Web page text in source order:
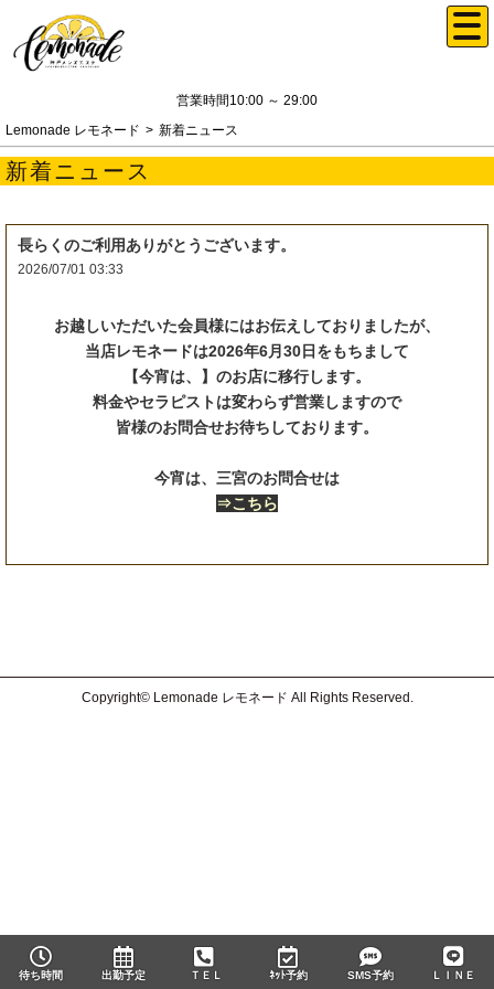
待ち時間 出勤予定 ＴＥＬ ﾈｯﾄ予約 SMS予約 ＬＩＮＥ
営業時間10:00 ～ 29:00
Lemonade レモネード
新着ニュース
新着ニュース
長らくのご利用ありがとうございます。
2026/07/01 03:33
お越しいただいた会員様にはお伝えしておりましたが、
当店レモネードは2026年6月30日をもちまして
【今宵は、】のお店に移行します。
料金やセラピストは変わらず営業しますので
皆様のお問合せお待ちしております。
今宵は、三宮のお問合せは
⇒こちら
Copyright© Lemonade レモネード All Rights Reserved.